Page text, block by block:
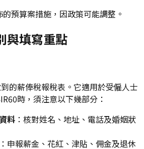
預算案措施，因政策可能調整。
與填寫重點
的薪俸稅報稅表。它適用於受僱人士
時，須注意以下幾部分：
料 ：核對姓名、地址、電話及婚姻狀
：申報薪金、花紅、津貼、佣金及退休